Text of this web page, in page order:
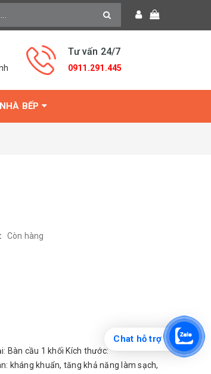
Tư vấn 24/7
0911.291.445
BẾP
Còn hàng
Bàn cầu 1 khối Kích thước:
kháng khuẩn, tăng khả năng làm sạch,
Chat hỗ trợ